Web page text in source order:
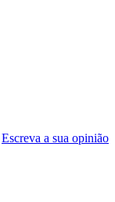
Escreva a sua opinião